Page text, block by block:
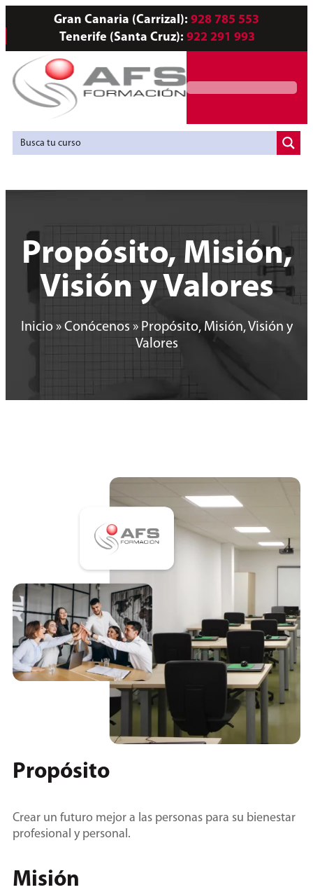
Gran Canaria (Carrizal): 928 785 553
Tenerife (Santa Cruz): 922 291 993
Propósito, Misión,
Visión y Valores
Inicio» Conócenos » Propósito, Misión, Visión y
Valores
Propósito
Crear un futuro mejor a las personas para su bienestar
profesional y personal.
Misión